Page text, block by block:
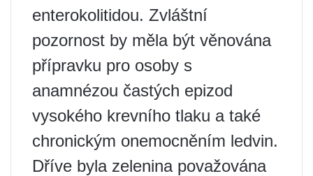
enterokolitidou. Zvláštní
pozornost by měla být věnována
přípravku pro osoby s
anamnézou častých epizod
vysokého krevního tlaku a také
chronickým onemocněním ledvin.
Dříve byla zelenina považována